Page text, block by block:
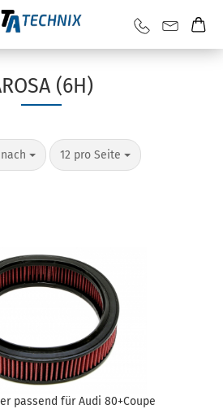
(6H)
12 pro Seite
pas­send für Audi 80+Coupe